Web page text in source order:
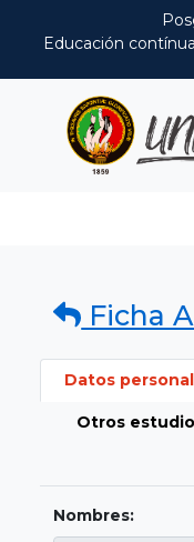
Educación contínua
Ficha
Datos
Otros
Nombres: